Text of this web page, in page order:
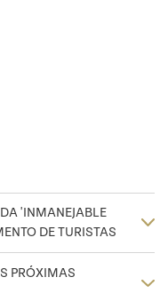
'INMANEJABLE
DE TURISTAS
PRÓXIMAS